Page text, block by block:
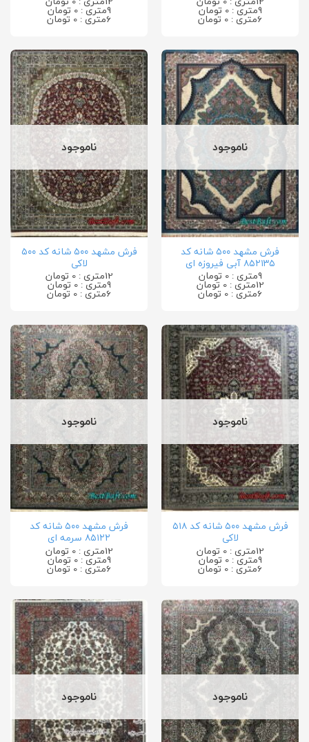
9متری : 0 تومان
6متری : 0 تومان
9متری : 0 تومان
6متری : 0 تومان
ناموجود
فرش مشهد ۵۰۰ شانه کد
۸۵۲۱۳۵ آبی فیروزه ای
9متری : 0 تومان
12متری : 0 تومان
6متری : 0 تومان
ناموجود
فرش مشهد ۵۰۰ شانه کد ۵۰۰
لاکی
12متری : 0 تومان
9متری : 0 تومان
6متری : 0 تومان
ناموجود
فرش مشهد ۵۰۰ شانه کد ۵۱۸
لاکی
12متری : 0 تومان
9متری : 0 تومان
6متری : 0 تومان
ناموجود
فرش مشهد ۵۰۰ شانه کد
۸۵۱۲۲ سرمه ای
12متری : 0 تومان
9متری : 0 تومان
6متری : 0 تومان
ناموجود ناموجود